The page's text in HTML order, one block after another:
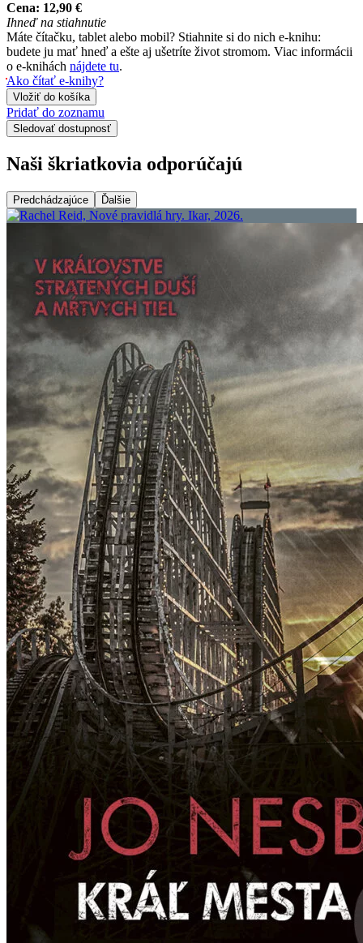
Cena: 12,90 €
Ihneď na stiahnutie
Máte čítačku, tablet alebo mobil? Stiahnite si do nich e-knihu:
budete ju mať hneď a ešte aj ušetríte život stromom. Viac informácii
o e-knihách nájdete tu.
Ako čítať e-knihy?
Vložiť do košíka
Pridať do zoznamu
Sledovať dostupnosť
Naši škriatkovia odporúčajú
Predchádzajúce Ďalšie